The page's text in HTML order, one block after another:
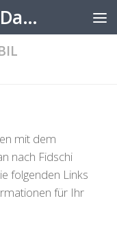
Wohnmobil Stellplatz Datenbank
mit dem
nach Fidschi
folgenden Links
für Ihr